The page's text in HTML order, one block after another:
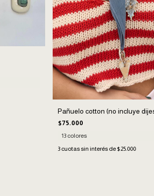
Pañuelo cotton (no incluye
$75.000
13 colores
3 cuotas sin interés de $25.000